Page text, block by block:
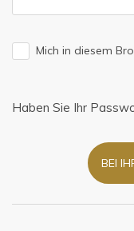
Mich in diesem
Haben Sie Ihr
BEI